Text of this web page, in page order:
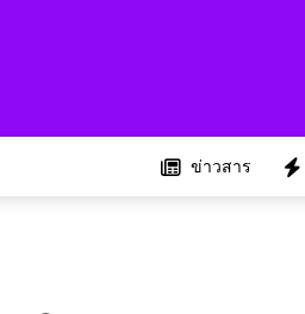
ข่าวสาร